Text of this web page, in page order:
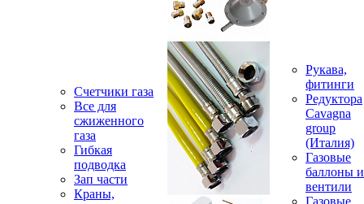
Счетчики газа
Все для
сжиженного
газа
Гибкая
подводка
Зап части
Краны,
Рукава,
фитинги
Редуктора
Cavagna
group
(Италия)
Газовые
баллоны и
вентили
Газовые